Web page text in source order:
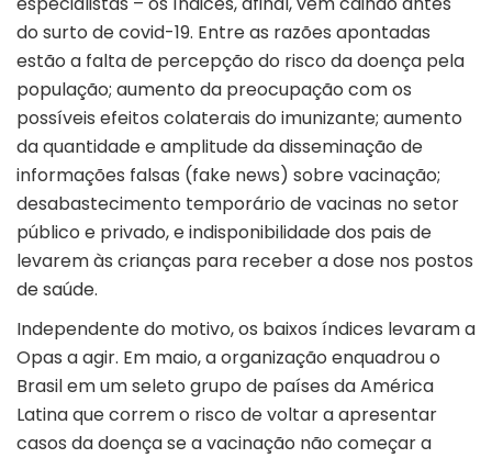
do surto de covid-19. Entre as razões apontadas
estão a falta de percepção do risco da doença pela
população; aumento da preocupação com os
possíveis efeitos colaterais do imunizante; aumento
da quantidade e amplitude da disseminação de
informações falsas (fake news) sobre vacinação;
desabastecimento temporário de vacinas no setor
público e privado, e indisponibilidade dos pais de
levarem às crianças para receber a dose nos postos
de saúde.
Independente do motivo, os baixos índices levaram a
Opas a agir. Em maio, a organização enquadrou o
Brasil em um seleto grupo de países da América
Latina que correm o risco de voltar a apresentar
casos da doença se a vacinação não começar a